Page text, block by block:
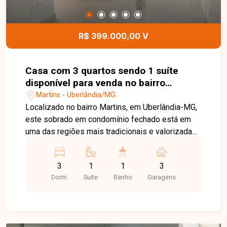
ótimo negócio.
R$ 399.000,00 V
Casa com 3 quartos sendo 1 suíte
disponível para venda no bairro
Martins em Uberlândia-MG
Martins - Uberlândia/MG
Localizado no bairro Martins, em Uberlândia-MG,
este sobrado em condomínio fechado está em
uma das regiões mais tradicionais e valorizadas
supermercados, escolas, farmácias, restaurantes
e diversos comércios e serviços, proporcionando
praticidade, conforto e qualidade de vida. O
3
Dorm.
1
Suite
1
Banho
3
Garagens